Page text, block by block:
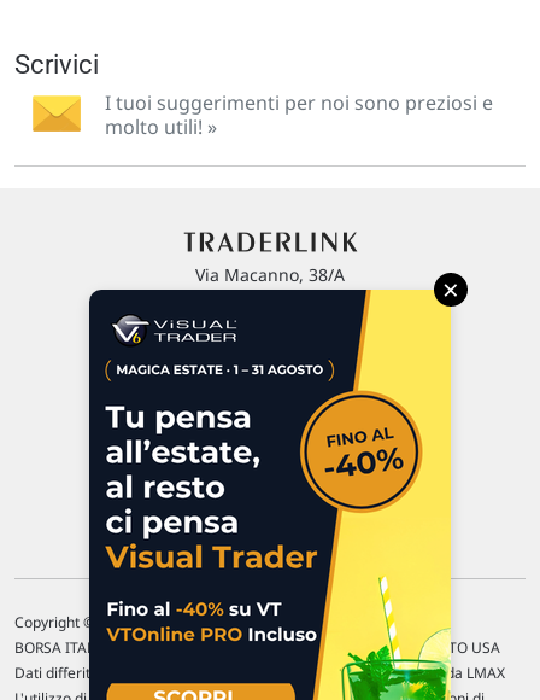
Scrivici
I tuoi suggerimenti per noi sono preziosi e
molto utili! »
Via Macanno, 38/A
P.IVA 02 452 460 401
Commenti e segnalazioni
Contattaci
Copyright © 1996-2026 Traderlink Italia s.r.l.
BORSA ITALIANA Quotazioni di borsa differite di 15 min. / MERCATO USA
Dati differiti di 15 min. (fonte Intrinio) / FOREX Quotazioni fornite da LMAX
×